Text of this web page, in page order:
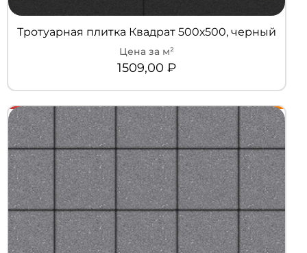
Тротуарная плитка Квадрат 500х500, черный
1509,00 ₽